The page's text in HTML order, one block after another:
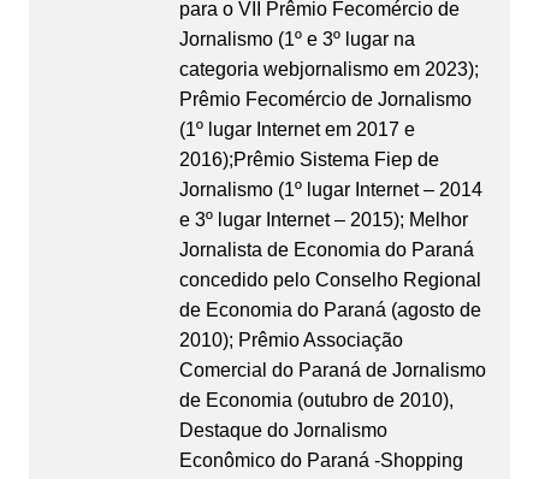
para o VII Prêmio Fecomércio de
Jornalismo (1º e 3º lugar na
categoria webjornalismo em 2023);
Prêmio Fecomércio de Jornalismo
(1º lugar Internet em 2017 e
2016);Prêmio Sistema Fiep de
Jornalismo (1º lugar Internet – 2014
e 3º lugar Internet – 2015); Melhor
Jornalista de Economia do Paraná
concedido pelo Conselho Regional
de Economia do Paraná (agosto de
2010); Prêmio Associação
Comercial do Paraná de Jornalismo
de Economia (outubro de 2010),
Destaque do Jornalismo
Econômico do Paraná -Shopping